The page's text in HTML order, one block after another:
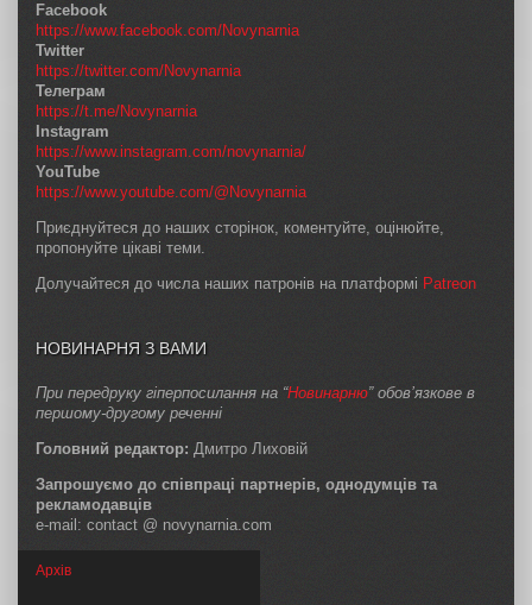
Facebook
https://www.facebook.com/Novynarnia
Twitter
https://twitter.com/Novynarnia
Телеграм
https://t.me/Novynarnia
Instagram
https://www.instagram.com/novynarnia/
YouTube
https://www.youtube.com/@Novynarnia
Приєднуйтеся до наших сторінок, коментуйте, оцінюйте,
пропонуйте цікаві теми.
Долучайтеся до числа наших патронів на платформі Patreon
НОВИНАРНЯ З ВАМИ
При передруку гіперпосилання на “Новинарню” обов’язкове в
першому-другому реченні
Головний редактор: Дмитро Лиховій
Запрошуємо до співпраці партнерів, однодумців та
рекламодавців
e-mail: contact @ novynarnia.com
Архів